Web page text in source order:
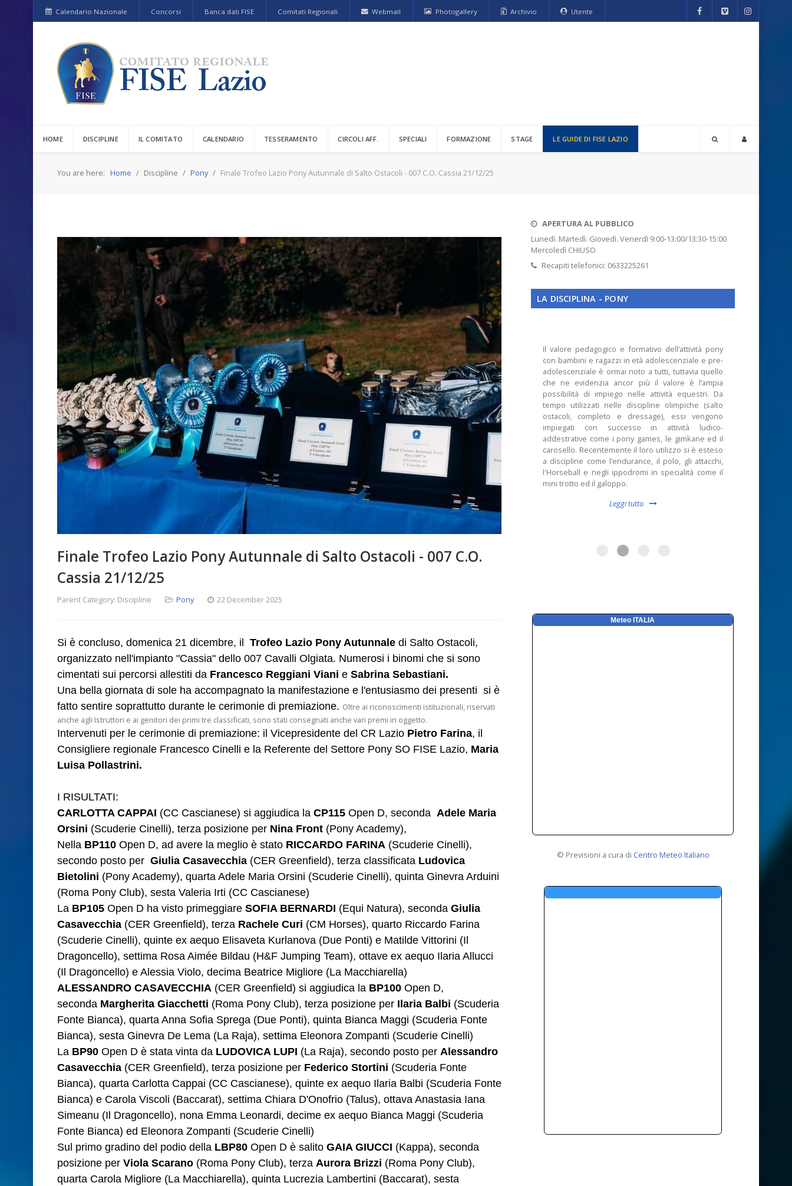
Calendario Nazionale Concorsi Banca dati FISE Comitati Regionali Webmail Photogallery Archivio Utente
HOME DISCIPLINE IL COMITATO CALENDARIO TESSERAMENTO CIRCOLI AFF. SPECIALI FORMAZIONE STAGE LE GUIDE DI FISE LAZIO
You are here: Home Discipline Pony Finale Trofeo Lazio Pony Autunnale di Salto Ostacoli - 007 C.O. Cassia 21/12/25
Finale Trofeo Lazio Pony Autunnale di Salto Ostacoli - 007 C.O.
Cassia 21/12/25
Parent Category: Discipline Pony 22 December 2025
Si è concluso, domenica 21 dicembre, il Trofeo Lazio Pony Autunnale di Salto Ostacoli,
organizzato nell'impianto "Cassia" dello 007 Cavalli Olgiata. Numerosi i binomi che si sono
cimentati sui percorsi allestiti da Francesco Reggiani Viani e Sabrina Sebastiani.
Una bella giornata di sole ha accompagnato la manifestazione e l'entusiasmo dei presenti si è
fatto sentire soprattutto durante le cerimonie di premiazione. Oltre ai riconoscimenti istituzionali, riservati
anche agli Istruttori e ai genitori dei primi tre classificati, sono stati consegnati anche vari premi in oggetto.
Intervenuti per le cerimonie di premiazione: il Vicepresidente del CR Lazio Pietro Farina, il
Consigliere regionale Francesco Cinelli e la Referente del Settore Pony SO FISE Lazio, Maria
Luisa Pollastrini.
I RISULTATI:
CARLOTTA CAPPAI (CC Cascianese) si aggiudica la CP115 Open D, seconda Adele Maria
Orsini (Scuderie Cinelli), terza posizione per Nina Front (Pony Academy),
Nella BP110 Open D, ad avere la meglio è stato RICCARDO FARINA (Scuderie Cinelli),
secondo posto per Giulia Casavecchia (CER Greenfield), terza classificata Ludovica
Bietolini (Pony Academy), quarta Adele Maria Orsini (Scuderie Cinelli), quinta Ginevra Arduini
(Roma Pony Club), sesta Valeria Irti (CC Cascianese)
La BP105 Open D ha visto primeggiare SOFIA BERNARDI (Equi Natura), seconda Giulia
Casavecchia (CER Greenfield), terza Rachele Curi (CM Horses), quarto Riccardo Farina
(Scuderie Cinelli), quinte ex aequo Elisaveta Kurlanova (Due Ponti) e Matilde Vittorini (Il
Dragoncello), settima Rosa Aimée Bildau (H&F Jumping Team), ottave ex aequo Ilaria Allucci
(Il Dragoncello) e Alessia Violo, decima Beatrice Migliore (La Macchiarella)
ALESSANDRO CASAVECCHIA (CER Greenfield) si aggiudica la BP100 Open D,
seconda Margherita Giacchetti (Roma Pony Club), terza posizione per Ilaria Balbi (Scuderia
Fonte Bianca), quarta Anna Sofia Sprega (Due Ponti), quinta Bianca Maggi (Scuderia Fonte
Bianca), sesta Ginevra De Lema (La Raja), settima Eleonora Zompanti (Scuderie Cinelli)
La BP90 Open D è stata vinta da LUDOVICA LUPI (La Raja), secondo posto per Alessandro
Casavecchia (CER Greenfield), terza posizione per Federico Stortini (Scuderia Fonte
Bianca), quarta Carlotta Cappai (CC Cascianese), quinte ex aequo Ilaria Balbi (Scuderia Fonte
Bianca) e Carola Viscoli (Baccarat), settima Chiara D'Onofrio (Talus), ottava Anastasia Iana
Simeanu (Il Dragoncello), nona Emma Leonardi, decime ex aequo Bianca Maggi (Scuderia
Fonte Bianca) ed Eleonora Zompanti (Scuderie Cinelli)
Sul primo gradino del podio della LBP80 Open D è salito GAIA GIUCCI (Kappa), seconda
posizione per Viola Scarano (Roma Pony Club), terza Aurora Brizzi (Roma Pony Club),
quarta Carola Migliore (La Macchiarella), quinta Lucrezia Lambertini (Baccarat), sesta
APERTURA AL PUBBLICO
Lunedì. Martedì. Giovedì. Venerdì 9:00-13:00/13:30-15:00
Mercoledì CHIUSO
Recapiti telefonici: 0633225261
LA DISCIPLINA - PONY
Il valore pedagogico e formativo dell’attività pony
con bambini e ragazzi in età adolescenziale e pre-
adolescenziale è ormai noto a tutti, tuttavia quello
che ne evidenzia ancor più il valore è l’ampia
possibilità di impiego nelle attività equestri. Da
tempo utilizzati nelle discipline olimpiche (salto
ostacoli, completo e dressage), essi vengono
impiegati con successo in attività ludico-
addestrative come i pony games, le gimkane ed il
carosello. Recentemente il loro utilizzo si è esteso
a discipline come l’endurance, il polo, gli attacchi,
l'Horseball e negli ippodromi in specialità come il
mini trotto ed il galoppo.
Leggi tutto
Meteo ITALIA
© Previsioni a cura di Centro Meteo Italiano